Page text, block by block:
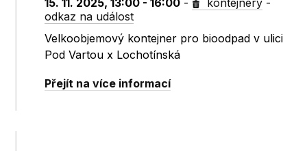
15. 11. 2025, 13:00 - 16:00 - kontejnery -
odkaz na událost
Velkoobjemový kontejner pro bioodpad v ulici
Pod Vartou x Lochotínská
Přejít na více informací